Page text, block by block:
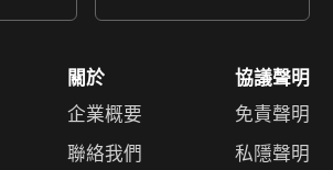
關於
企業概要
聯絡我們
協議聲明
免責聲明
私隱聲明